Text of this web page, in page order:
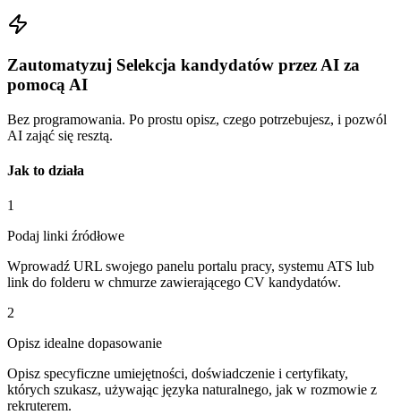
Zautomatyzuj Selekcja kandydatów przez AI za
pomocą AI
Bez programowania. Po prostu opisz, czego potrzebujesz, i pozwól
AI zająć się resztą.
Jak to działa
1
Podaj linki źródłowe
Wprowadź URL swojego panelu portalu pracy, systemu ATS lub
link do folderu w chmurze zawierającego CV kandydatów.
2
Opisz idealne dopasowanie
Opisz specyficzne umiejętności, doświadczenie i certyfikaty,
których szukasz, używając języka naturalnego, jak w rozmowie z
rekruterem.